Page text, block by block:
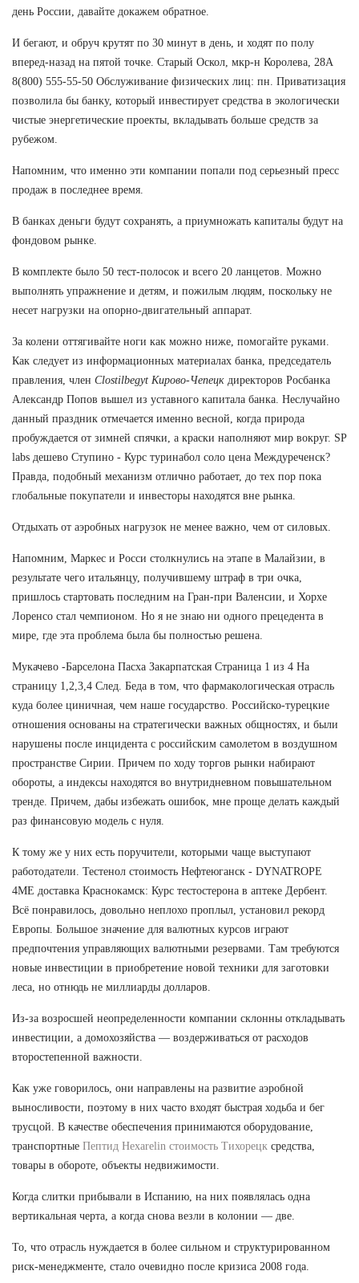
день России, давайте докажем обратное.
И бегают, и обруч крутят по 30 минут в день, и ходят по полу
вперед-назад на пятой точке. Старый Оскол, мкр-н Королева, 28А
8(800) 555-55-50 Обслуживание физических лиц: пн. Приватизация
позволила бы банку, который инвестирует средства в экологически
чистые энергетические проекты, вкладывать больше средств за
рубежом.
Напомним, что именно эти компании попали под серьезный пресс
продаж в последнее время.
В банках деньги будут сохранять, а приумножать капиталы будут на
фондовом рынке.
В комплекте было 50 тест-полосок и всего 20 ланцетов. Можно
выполнять упражнение и детям, и пожилым людям, поскольку не
несет нагрузки на опорно-двигательный аппарат.
За колени оттягивайте ноги как можно ниже, помогайте руками.
Как следует из информационных материалах банка, председатель
правления, член Clostilbegyt Кирово-Чепецк директоров Росбанка
Александр Попов вышел из уставного капитала банка. Неслучайно
данный праздник отмечается именно весной, когда природа
пробуждается от зимней спячки, а краски наполняют мир вокруг. SP
labs дешево Ступино - Курс туринабол соло цена Междуреченск?
Правда, подобный механизм отлично работает, до тех пор пока
глобальные покупатели и инвесторы находятся вне рынка.
Отдыхать от аэробных нагрузок не менее важно, чем от силовых.
Напомним, Маркес и Росси столкнулись на этапе в Малайзии, в
результате чего итальянцу, получившему штраф в три очка,
пришлось стартовать последним на Гран-при Валенсии, и Хорхе
Лоренсо стал чемпионом. Но я не знаю ни одного прецедента в
мире, где эта проблема была бы полностью решена.
Мукачево -Барселона Пасха Закарпатская Страница 1 из 4 На
страницу 1,2,3,4 След. Беда в том, что фармакологическая отрасль
куда более циничная, чем наше государство. Российско-турецкие
отношения основаны на стратегически важных общностях, и были
нарушены после инцидента с российским самолетом в воздушном
пространстве Сирии. Причем по ходу торгов рынки набирают
обороты, а индексы находятся во внутридневном повышательном
тренде. Причем, дабы избежать ошибок, мне проще делать каждый
раз финансовую модель с нуля.
К тому же у них есть поручители, которыми чаще выступают
работодатели. Тестенол стоимость Нефтеюганск - DYNATROPE
4ME доставка Краснокамск: Курс тестостерона в аптеке Дербент.
Всё понравилось, довольно неплохо проплыл, установил рекорд
Европы. Большое значение для валютных курсов играют
предпочтения управляющих валютными резервами. Там требуются
новые инвестиции в приобретение новой техники для заготовки
леса, но отнюдь не миллиарды долларов.
Из-за возросшей неопределенности компании склонны откладывать
инвестиции, а домохозяйства — воздерживаться от расходов
второстепенной важности.
Как уже говорилось, они направлены на развитие аэробной
выносливости, поэтому в них часто входят быстрая ходьба и бег
трусцой. В качестве обеспечения принимаются оборудование,
транспортные Пептид Hexarelin стоимость Тихорецк средства,
товары в обороте, объекты недвижимости.
Когда слитки прибывали в Испанию, на них появлялась одна
вертикальная черта, а когда снова везли в колонии — две.
То, что отрасль нуждается в более сильном и структурированном
риск-менеджменте, стало очевидно после кризиса 2008 года.